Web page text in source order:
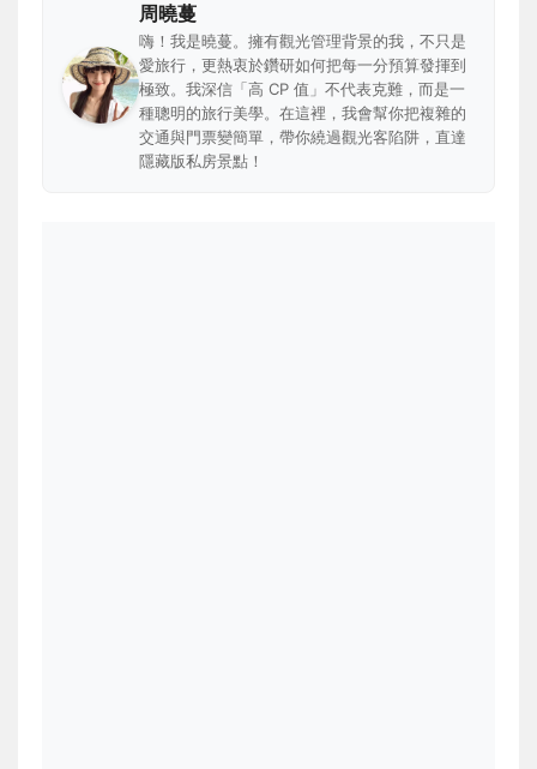
周曉蔓
嗨！我是曉蔓。擁有觀光管理背景的我，不只是
愛旅行，更熱衷於鑽研如何把每一分預算發揮到
極致。我深信「高 CP 值」不代表克難，而是一
種聰明的旅行美學。在這裡，我會幫你把複雜的
交通與門票變簡單，帶你繞過觀光客陷阱，直達
隱藏版私房景點！